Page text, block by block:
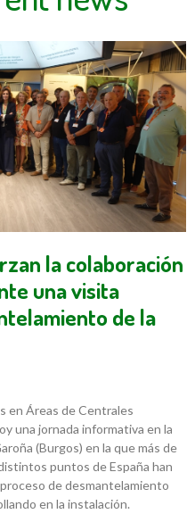
la colaboración
una visita
de la
en Áreas de Centrales
una jornada informativa en la
(Burgos) en la que más de
puntos de España han
de desmantelamiento
en la instalación.